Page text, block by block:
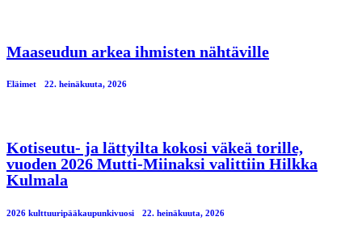
Maaseudun arkea ihmisten nähtäville
Eläimet 22. heinäkuuta, 2026
Kotiseutu- ja lättyilta kokosi väkeä torille,
vuoden 2026 Mutti-Miinaksi valittiin Hilkka
Kulmala
2026 kulttuuripääkaupunkivuosi 22. heinäkuuta, 2026